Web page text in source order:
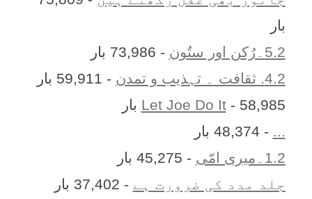
بار
5.2۔رُکن اور ستُون
- 73,986 بار
4.2. ثقافت ۔ تہذیب و تمدن
- 59,911 بار
Let Joe Do It- 58,985 بار
... - 48,374 بار
1.2۔میری امّی
- 45,275 بار
جلد مدد کی ضرورت ہے - 37,402 بار